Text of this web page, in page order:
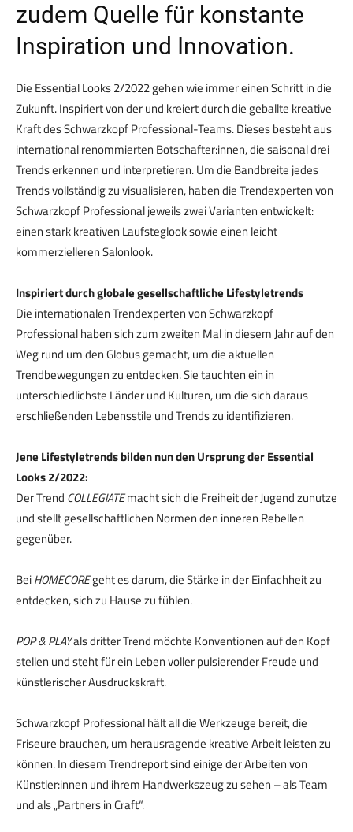
zudem Quelle für konstante
Inspiration und Innovation.
Die Essential Looks 2/2022 gehen wie immer einen Schritt in die
Zukunft. Inspiriert von der und kreiert durch die geballte kreative
Kraft des Schwarzkopf Professional-Teams. Dieses besteht aus
international renommierten Botschafter:innen, die saisonal drei
Trends erkennen und interpretieren. Um die Bandbreite jedes
Trends vollständig zu visualisieren, haben die Trendexperten von
Schwarzkopf Professional jeweils zwei Varianten entwickelt:
einen stark kreativen Laufsteglook sowie einen leicht
kommerzielleren Salonlook.
Inspiriert durch globale gesellschaftliche Lifestyletrends
Die internationalen Trendexperten von Schwarzkopf
Professional haben sich zum zweiten Mal in diesem Jahr auf den
Weg rund um den Globus gemacht, um die aktuellen
Trendbewegungen zu entdecken. Sie tauchten ein in
unterschiedlichste Länder und Kulturen, um die sich daraus
erschließenden Lebensstile und Trends zu identifizieren.
Jene Lifestyletrends bilden nun den Ursprung der Essential
Looks 2/2022:
Der Trend COLLEGIATEmacht sich die Freiheit der Jugend zunutze
und stellt gesellschaftlichen Normen den inneren Rebellen
gegenüber.
BeiHOMECOREgeht es darum, die Stärke in der Einfachheit zu
entdecken, sich zu Hause zu fühlen.
POP & PLAYals dritter Trend möchte Konventionen auf den Kopf
stellen und steht für ein Leben voller pulsierender Freude und
künstlerischer Ausdruckskraft.
Schwarzkopf Professional hält all die Werkzeuge bereit, die
Friseure brauchen, um herausragende kreative Arbeit leisten zu
können. In diesem Trendreport sind einige der Arbeiten von
Künstler:innen und ihrem Handwerkszeug zu sehen – als Team
und als „Partners in Craft“.